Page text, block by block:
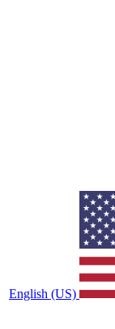
English (US)